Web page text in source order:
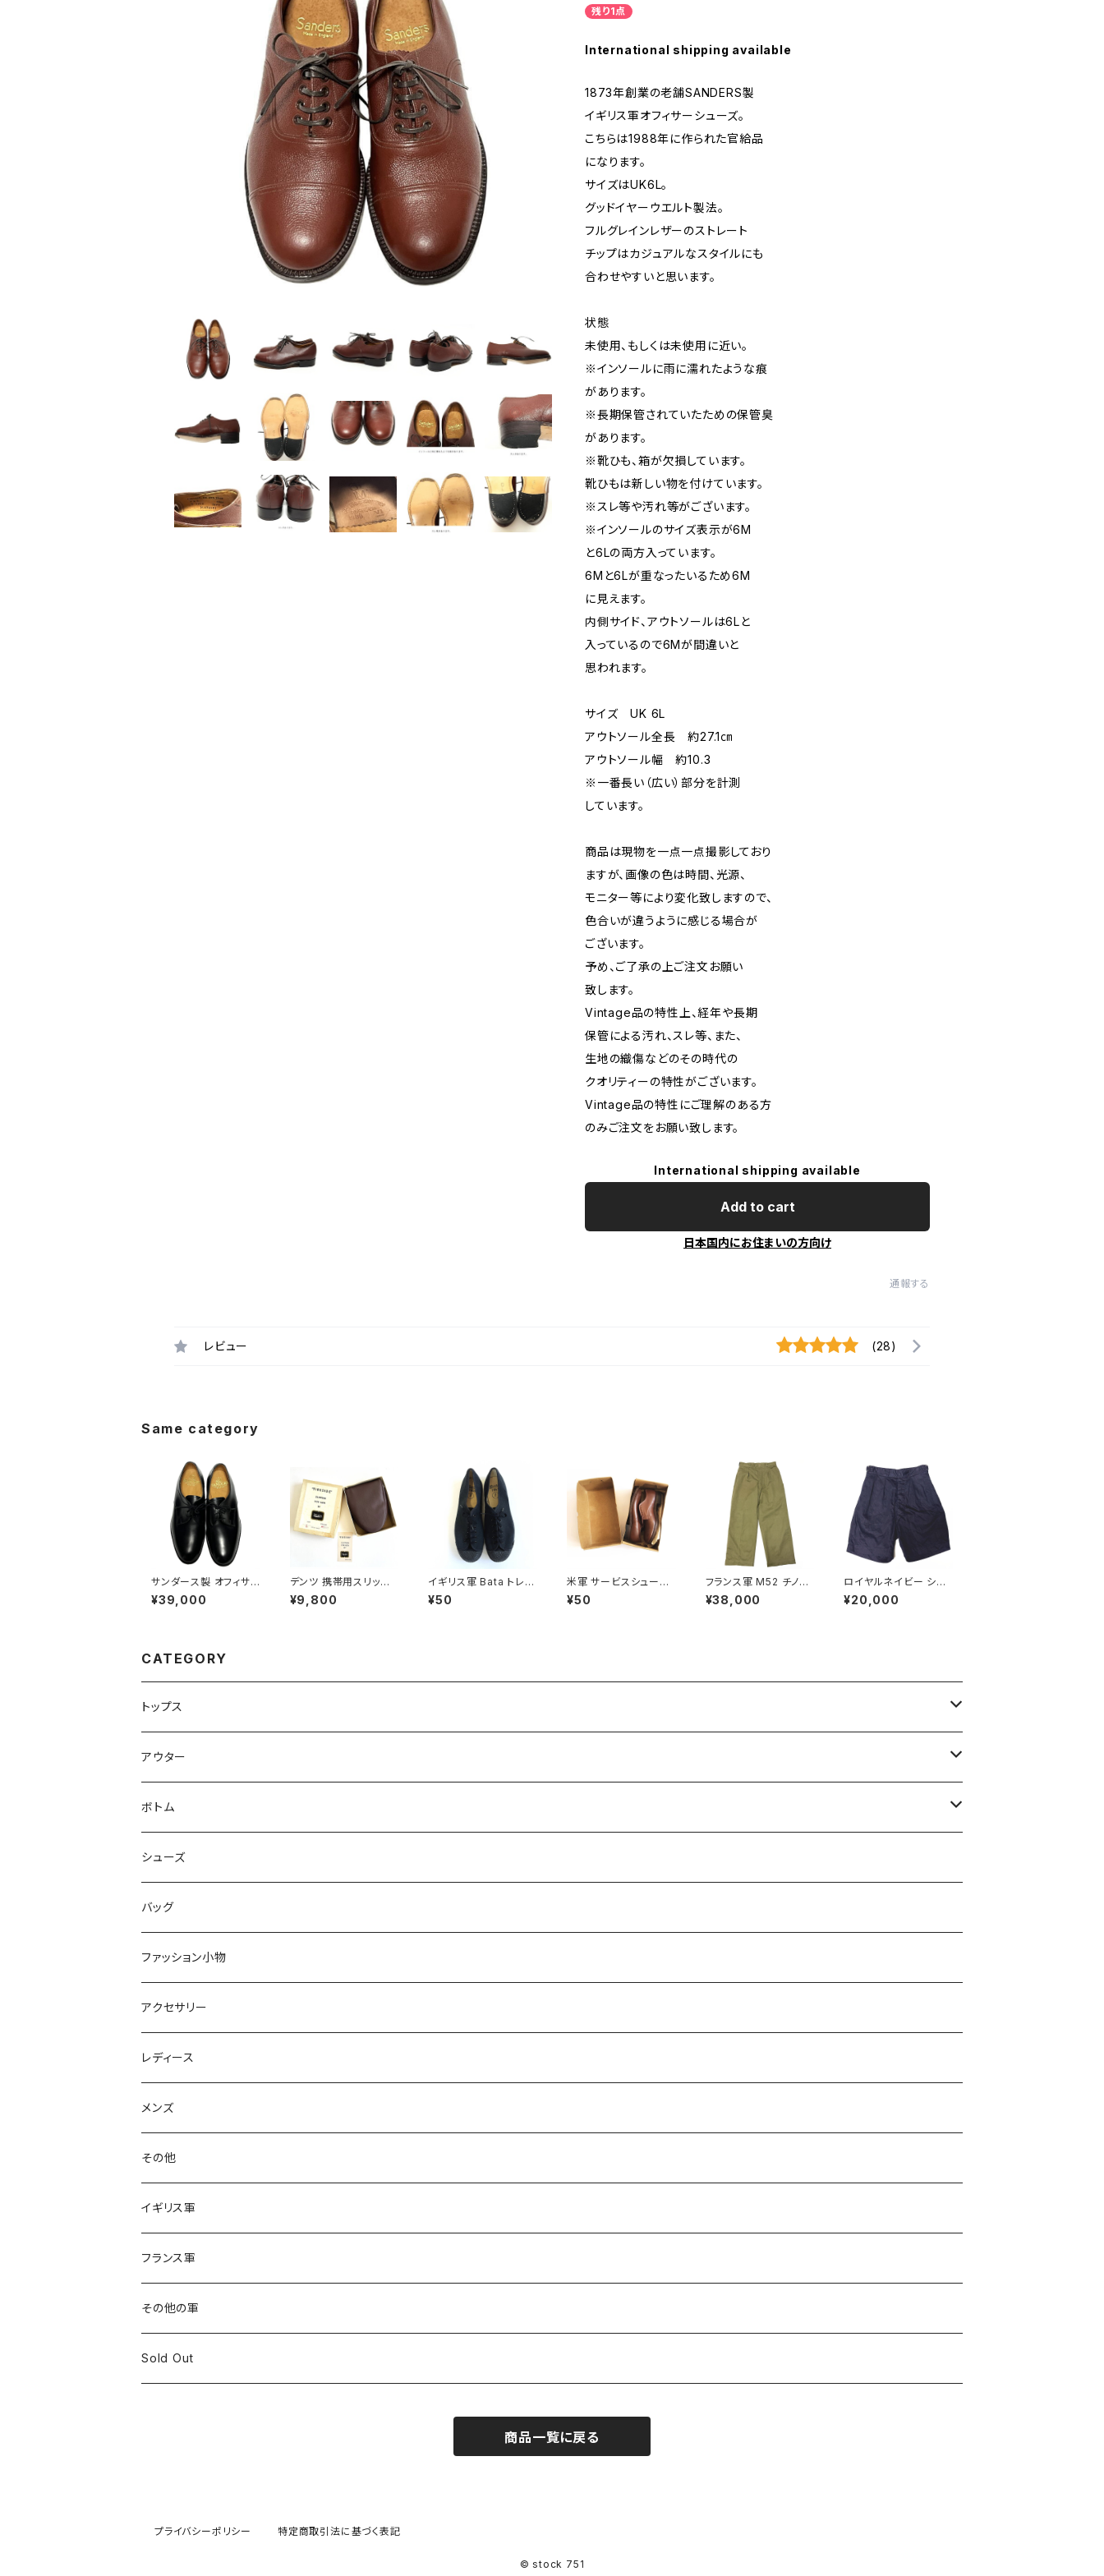
残り1点
International shipping available
1873年創業の老舗SANDERS製
イギリス軍オフィサーシューズ。
こちらは1988年に作られた官給品
になります。
サイズはUK6L。
グッドイヤーウエルト製法。
フルグレインレザーのストレート
チップはカジュアルなスタイルにも
合わせやすいと思います。
状態
未使用、もしくは未使用に近い。
※インソールに雨に濡れたような痕
があります。
※長期保管されていたための保管臭
があります。
※靴ひも、箱が欠損しています。
靴ひもは新しい物を付けています。
※スレ等や汚れ等がございます。
※インソールのサイズ表示が6M
と6Lの両方入っています。
6Mと6Lが重なったいるため6M
に見えます。
内側サイド、アウトソールは6Lと
入っているので6Mが間違いと
思われます。
サイズ UK 6L
アウトソール全長 約27.1㎝
アウトソール幅 約10.3
※一番長い（広い）部分を計測
しています。
商品は現物を一点一点撮影しており
ますが、画像の色は時間、光源、
モニター等により変化致しますので、
色合いが違うように感じる場合が
ございます。
予め、ご了承の上ご注文お願い
致します。
Vintage品の特性上、経年や長期
保管による汚れ、スレ等、また、
生地の織傷などのその時代の
クオリティーの特性がございます。
Vintage品の特性にご理解のある方
のみご注文をお願い致します。
International shipping available
Add to cart
日本国内にお住まいの方向け
通報する
レビュー (28)
Same category
サンダース製 オフィサ
ーシューズ 黒 UK8 Sa
nders Black Officer
¥39,000
デンツ 携帯用スリッパ
Dents Travel Slippe
rs
¥9,800
イギリス軍 Bata トレー
ニングシューズ 1969 U
K7 British Army Plim
¥50
米軍 サービスシューズ
US Army Service Sh
oes 7 1/2 C 1940s
¥50
フランス軍 M52 チノパ
ンツ サイズ 22 初期モ
デル French Army Ch
¥38,000
ロイヤルネイビー ショ
ートパンツ Royal Nav
y Shorts Blue Drill T
¥20,000
CATEGORY
トップス
Tシャツ
シャツ
ニット
アウター
ジャケット
コート
ボトム
パンツ
ショートパンツ
スカート
オールインワン
シューズ
バッグ
ファッション小物
アクセサリー
レディース
メンズ
その他
イギリス軍
フランス軍
その他の軍
Sold Out
商品一覧に戻る
プライバシーポリシー 特定商取引法に基づく表記
© stock 751